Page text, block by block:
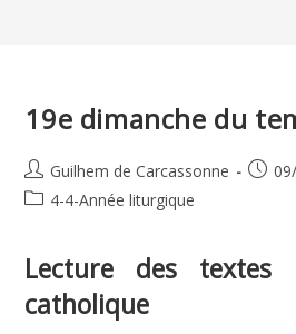
19e dimanche du
Auteur/autrice
de
Guilhem de Carcassonne
Post4-4-Année liturgique
Lecture des
catholique